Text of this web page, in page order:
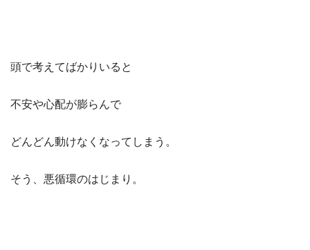
頭で考えてばかりいると
不安や心配が膨らんで
どんどん動けなくなってしまう。
そう、悪循環のはじまり。